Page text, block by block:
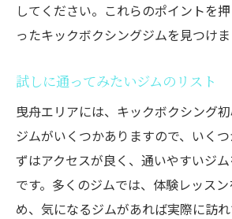
してください。これらのポイントを
ったキックボクシングジムを見つけま
試しに通ってみたいジムのリスト
曳舟エリアには、キックボクシング
ジムがいくつかありますので、いく
ずはアクセスが良く、通いやすいジ
です。多くのジムでは、体験レッス
め、気になるジムがあれば実際に訪